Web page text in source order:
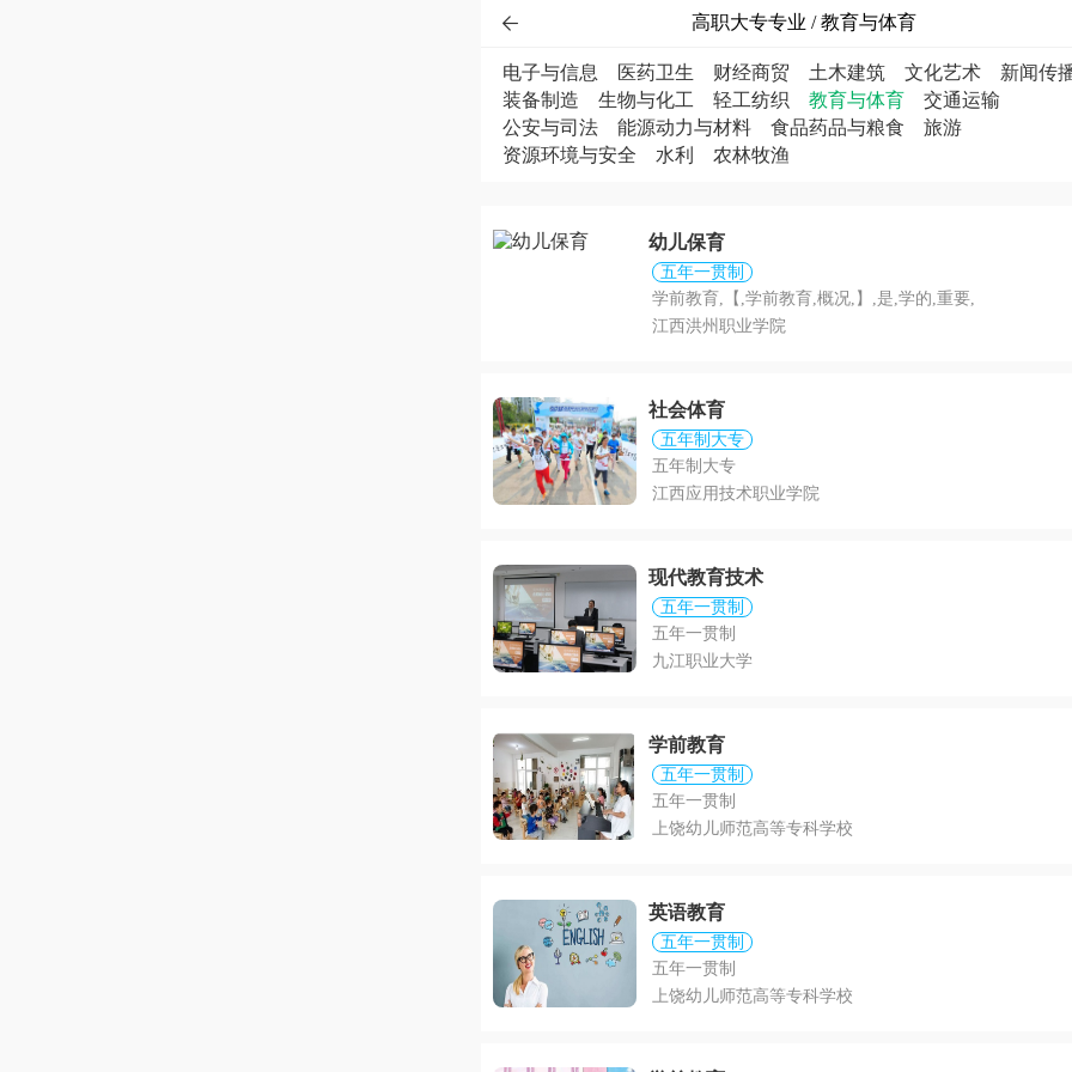
 高职大专专业 / 教育与体育
电子与信息 医药卫生 财经商贸 土木建筑 文化艺术
新闻传
装备制造
生物与化工 轻工纺织 教育与体育
交通运输
公安与司法
能源动力与材料 食品药品与粮食
旅游
资源环境与安全
水利 农林牧渔
幼儿保育
五年一贯制
学前教育,【,学前教育,概况,】,是,学的,重要,
江西洪州职业学院
社会体育
五年制大专
五年制大专
江西应用技术职业学院
现代教育技术
五年一贯制
五年一贯制
九江职业大学
学前教育
五年一贯制
五年一贯制
上饶幼儿师范高等专科学校
英语教育
五年一贯制
五年一贯制
上饶幼儿师范高等专科学校